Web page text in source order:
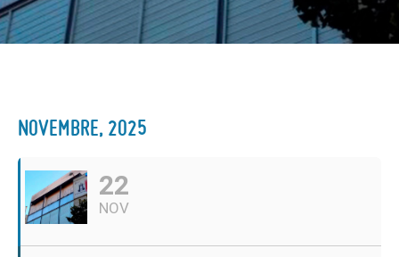
NOVEMBRE, 2025
22
NOV